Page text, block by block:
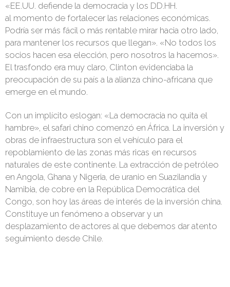
«EE.UU. defiende la democracia y los DD.HH.
al momento de fortalecer las relaciones económicas.
Podría ser más fácil o más rentable mirar hacia otro lado,
para mantener los recursos que llegan». «No todos los
socios hacen esa elección, pero noso­tros la hacemos».
El trasfondo era muy claro, Clinton evidenciaba la
preocupa­ción de su país a la alianza chino-africa­na que
emerge en el mundo.
Con un implícito eslogan: «La de­mocracia no quita el
hambre», el safari chino comenzó en África. La inversión y
obras de infraestructura son el vehículo para el
repoblamiento de las zonas más ricas en recursos
naturales de este conti­nente. La extracción de petróleo
en An­gola, Ghana y Nigeria, de uranio en Suazilandia y
Namibia, de cobre en la República Democrática del
Congo, son hoy las áreas de interés de la inversión china.
Constituye un fenómeno a obser­var y un
desplazamiento de actores al que debemos dar atento
seguimiento desde Chile.